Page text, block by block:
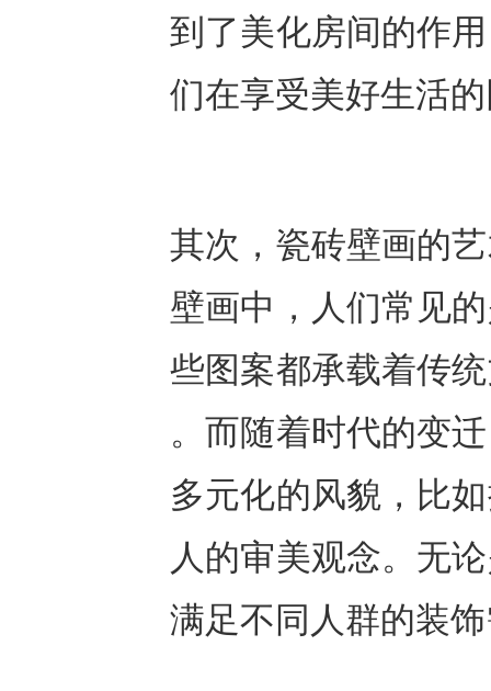
到了美化房间的作
们在享受美好生活
其次，瓷砖壁画的
壁画中，人们常见
些图案都承载着传
。而随着时代的变
多元化的风貌，比
人的审美观念。无
满足不同人群的装